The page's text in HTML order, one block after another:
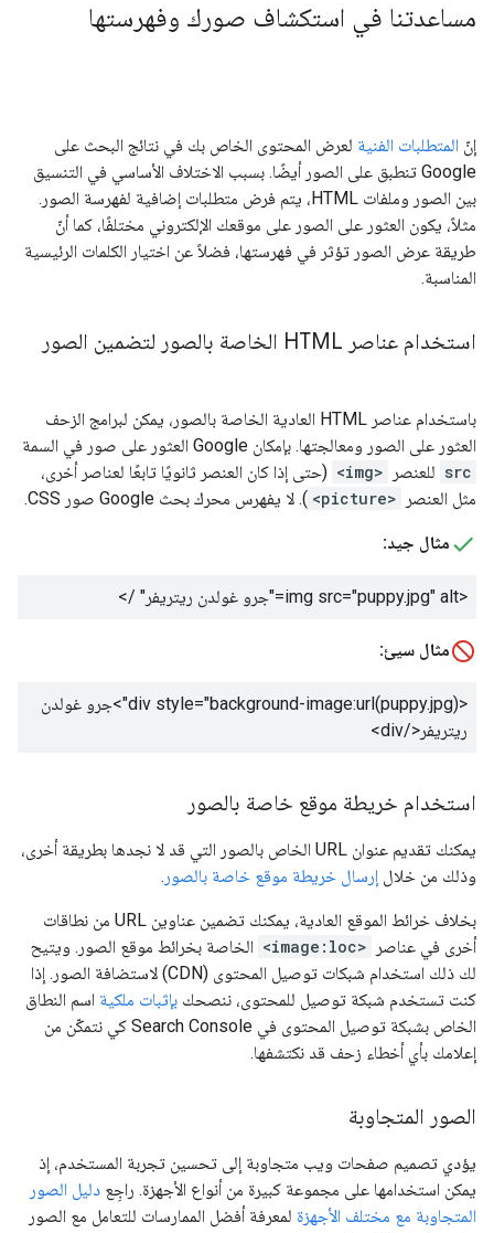
مساعدتنا في استكشاف صورك وفهرستها
إنّ المتطلبات الفنية لعرض المحتوى الخاص بك في نتائج البحث على
Google تنطبق على الصور أيضًا. بسبب الاختلاف الأساسي في التنسيق
بين الصور وملفات HTML، يتم فرض متطلبات إضافية لفهرسة الصور.
مثلاً، يكون العثور على الصور على موقعك الإلكتروني مختلفًا، كما أنّ
طريقة عرض الصور تؤثر في فهرستها، فضلاً عن اختيار الكلمات الرئيسية
المناسبة.
استخدام عناصر HTML الخاصة بالصور لتضمين الصور
باستخدام عناصر HTML العادية الخاصة بالصور، يمكن لبرامج الزحف
العثور على الصور ومعالجتها. بإمكان Google العثور على صور في السمة
src للعنصر <img> (حتى إذا كان العنصر ثانويًا تابعًا لعناصر أخرى،
مثل العنصر
<picture> ). لا يفهرس محرك بحث Google صور CSS.
مثال جيد:
<img src="puppy.jpg" alt=" جرو غولدن ريتريفر" />
مثال سيئ:
<div style="background-image:url(puppy.jpg)">
جرو غولدن
ريتريفر</div>
استخدام خريطة موقع خاصة بالصور
يمكنك تقديم عنوان URL الخاص بالصور التي قد لا نجدها بطريقة أخرى،
وذلك من خلال إرسال خريطة موقع خاصة بالصور .
بخلاف خرائط الموقع العادية، يمكنك تضمين عناوين URL من نطاقات
أخرى في عناصر
<image:loc> الخاصة بخرائط موقع الصور. ويتيح
لك ذلك استخدام شبكات توصيل المحتوى (CDN) لاستضافة الصور. إذا
كنت تستخدم شبكة توصيل للمحتوى، ننصحك بإثبات ملكية اسم النطاق
الخاص بشبكة توصيل المحتوى في Search Console كي نتمكّن من
إعلامك بأي أخطاء زحف قد نكتشفها.
الصور المتجاوبة
يؤدي تصميم صفحات ويب متجاوبة إلى تحسين تجربة المستخدم، إذ
يمكن استخدامها على مجموعة كبيرة من أنواع الأجهزة. راجِع دليل الصور
المتجاوبة مع مختلف الأجهزة لمعرفة أفضل الممارسات للتعامل مع الصور